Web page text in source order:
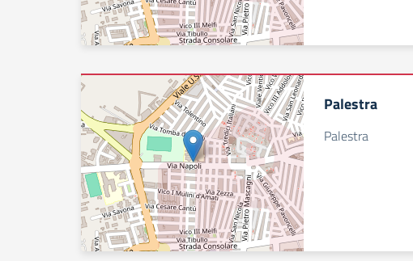
Palestra
Palestra